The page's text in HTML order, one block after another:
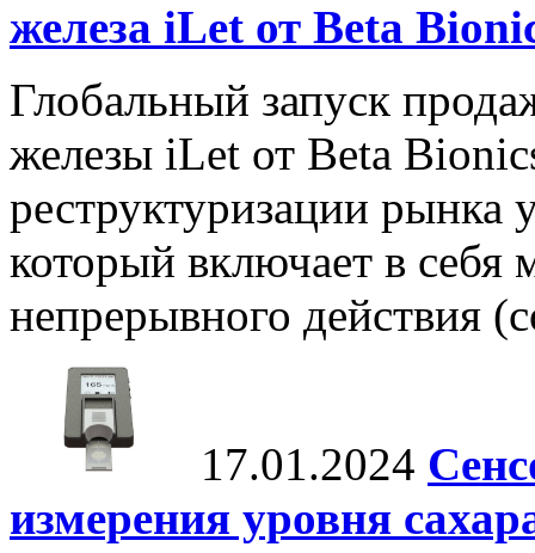
железа iLet от Beta
Глобальный запуск
железы iLet от Beta
реструктуризации рынка
который включает в
непрерывного действия
17.01.2024
измерения уровня